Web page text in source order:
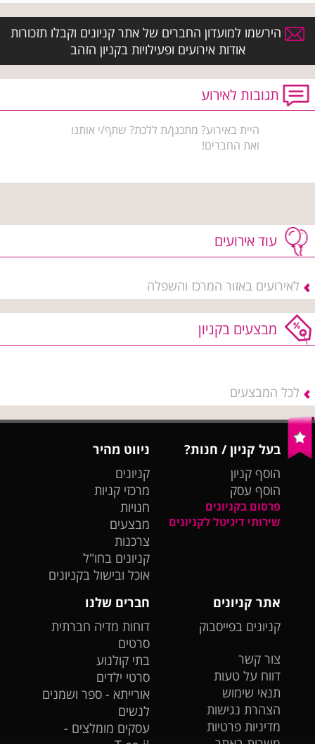
הירשמו למועדון החברים של אתר קניונים וקבלו תזכורות
אודות אירועים ופעילויות בקניון הזהב
תגובות לאירוע
היית באירוע? מתכנן/ת ללכת? שתף/י אותנו
ואת החברים!
עוד אירועים
לאירועים באזור המרכז והשפלה
מבצעים בקניון
לכל המבצעים
בעל קניון / חנות?
הוסף קניון
הוסף עסק
פרסום בקניונים
שירותי דיגיטל לקניונים
ניווט מהיר
קניונים
מרכזי קניות
חנויות
מבצעים
צרכנות
קניונים בחו"ל
אוכל ובישול בקניונים
אתר קניונים
קניונים בפייסבוק
צור קשר
דווח על טעות
תנאי שימוש
הצהרת נגישות
מדיניות פרטיות
חברים שלנו
דוחות מדיה חברתית
סרטים
בתי קולנוע
סרטי ילדים
אורייתא - ספר ושמנים
לנשים
עסקים מומלצים -